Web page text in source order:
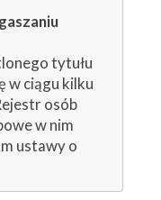
tytułu
w ciągu kilku
osób
w nim
ustawy o